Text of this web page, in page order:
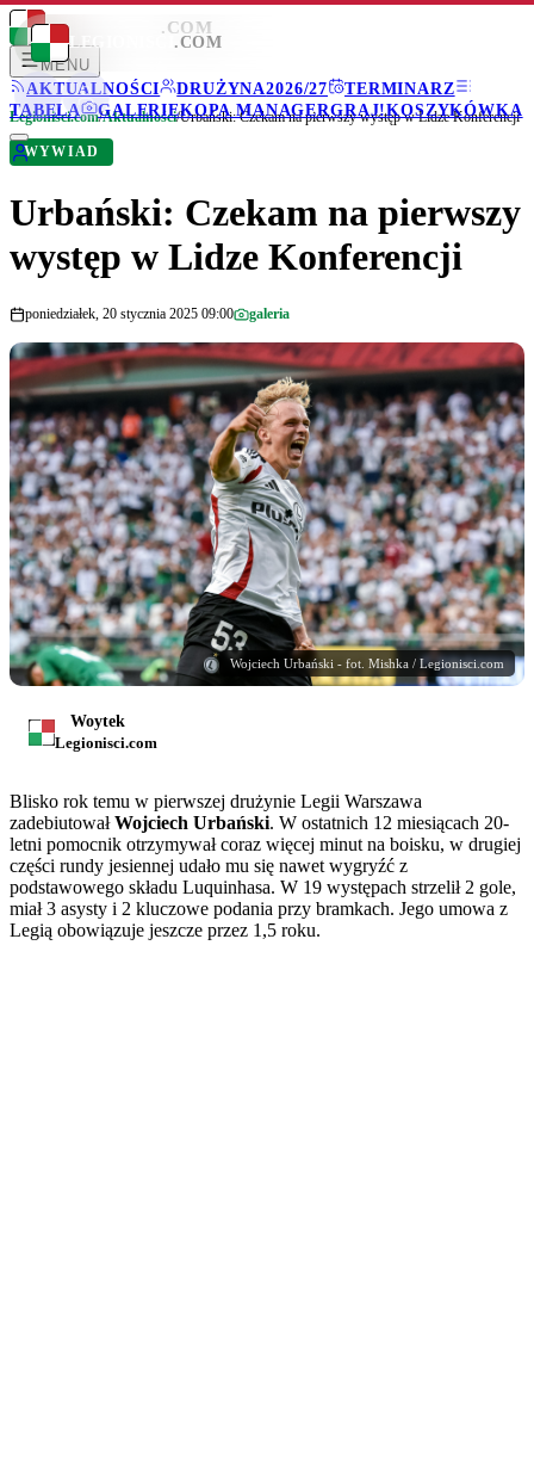
LEGIONISCI .COM
MENU
AKTUALNOŚCI
DRUŻYNA2026/27
TERMINARZ
TABELA
GALERIEKOPA MANAGERGRAJ!KOSZYKÓWKA
LEGIONISCI .COM
Legionisci.com/Aktualności/Urbański: Czekam na pierwszy występ w Lidze Konferencji
WYWIAD
Urbański: Czekam na pierwszy
występ w Lidze Konferencji
poniedziałek, 20 stycznia 2025 09:00 galeria
Wojciech Urbański - fot. Mishka / Legionisci.com
Woytek
Legionisci.com
Blisko rok temu w pierwszej drużynie Legii Warszawa
zadebiutowałWojciech Urbański. W ostatnich 12 miesiącach 20-
letni pomocnik otrzymywał coraz więcej minut na boisku, w drugiej
części rundy jesiennej udało mu się nawet wygryźć z
podstawowego składu Luquinhasa. W 19 występach strzelił 2 gole,
miał 3 asysty i 2 kluczowe podania przy bramkach. Jego umowa z
Legią obowiązuje jeszcze przez 1,5 roku.